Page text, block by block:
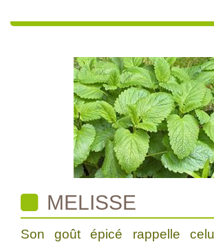
MELISSE
Son goût épicé rappelle